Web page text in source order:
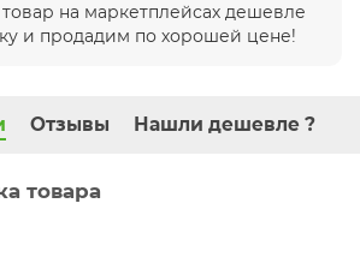
на маркетплейсах дешевле
и продадим по хорошей цене!
Отзывы Нашли дешевле ?
товара